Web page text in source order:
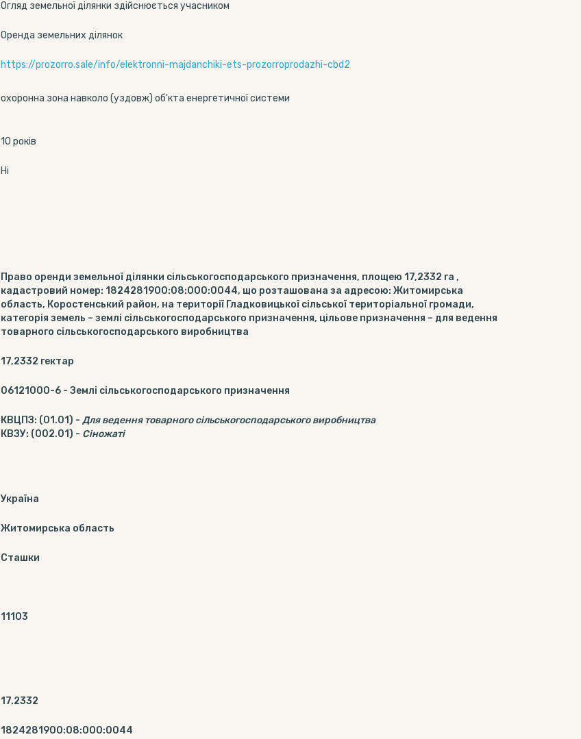
Огляд земельної ділянки здійснюється учасником
Оренда земельних ділянок
https://prozorro.sale/info/elektronni-majdanchiki-ets-prozorroprodazhi-cbd2
охоронна зона навколо (уздовж) об'кта енергетичної системи
10 років
Ні
Право оренди земельної ділянки сільськогосподарського призначення, площею 17,2332 га ,
кадастровий номер: 1824281900:08:000:0044, що розташована за адресою: Житомирська
область, Коростенський район, на території Гладковицької сільської територіальної громади,
категорія земель – землі сільськогосподарського призначення, цільове призначення – для ведення
товарного сільськогосподарського виробництва
17,2332 гектар
06121000-6 - Землі сільськогосподарського призначення
КВЦПЗ: (01.01) - Для ведення товарного сільськогосподарського виробництва
КВЗУ: (002.01) - Сіножаті
Україна
Житомирська область
Сташки
11103
17.2332
1824281900:08:000:0044